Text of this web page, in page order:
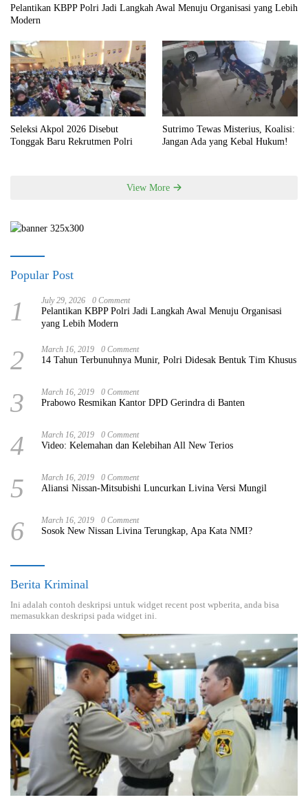
Pelantikan KBPP Polri Jadi Langkah Awal Menuju Organisasi yang Lebih
Modern
Seleksi Akpol 2026 Disebut
Tonggak Baru Rekrutmen Polri
Sutrimo Tewas Misterius, Koalisi:
Jangan Ada yang Kebal Hukum!
View More
Popular Post
1 July 29, 2026 0 Comment
Pelantikan KBPP Polri Jadi Langkah Awal Menuju Organisasi
yang Lebih Modern
2 March 16, 2019 0 Comment
14 Tahun Terbunuhnya Munir, Polri Didesak Bentuk Tim Khusus
3 March 16, 2019 0 Comment
Prabowo Resmikan Kantor DPD Gerindra di Banten
4 March 16, 2019 0 Comment
Video: Kelemahan dan Kelebihan All New Terios
5 March 16, 2019 0 Comment
Aliansi Nissan-Mitsubishi Luncurkan Livina Versi Mungil
6 March 16, 2019 0 Comment
Sosok New Nissan Livina Terungkap, Apa Kata NMI?
Berita Kriminal
Ini adalah contoh deskripsi untuk widget recent post wpberita, anda bisa
memasukkan deskripsi pada widget ini.